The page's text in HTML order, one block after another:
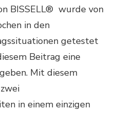
BISSELL® wurde von
in den
getestet
Beitrag eine
Mit diesem
in einem einzigen